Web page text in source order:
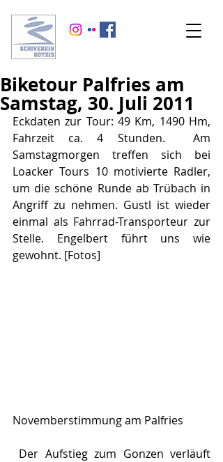
Biketour Palfries am
Samstag, 30. Juli 2011
Eckdaten zur Tour: 49 Km, 1490 Hm,
Fahrzeit ca. 4 Stunden.  Am
Samstagmorgen treffen sich bei
Loacker Tours 10 motivierte Radler,
um die schöne Runde ab Trübach in
Angriff zu nehmen. Gustl ist wieder
einmal als Fahrrad-Transporteur zur
Stelle. Engelbert führt uns wie
gewohnt. [Fotos]
Novemberstimmung am Palfries